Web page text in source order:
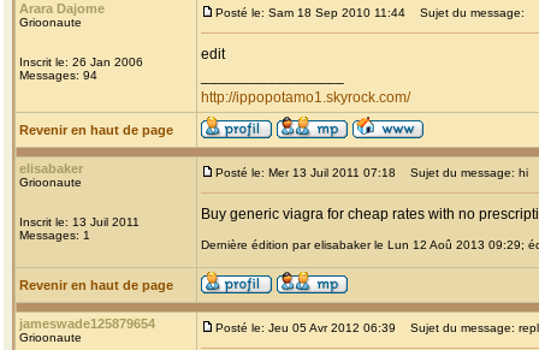
Arara Dajome
Grioonaute
Inscrit le: 26 Jan 2006
Messages: 94
Posté le: Sam 18 Sep 2010 11:44 Sujet du message:
edit
http://ippopotamo1.skyrock.com/
Revenir en haut de page
elisabaker
Grioonaute
Inscrit le: 13 Juil 2011
Messages: 1
Posté le: Mer 13 Juil 2011 07:18 Sujet du message: hi
Buy generic viagra for cheap rates with no
Dernière édition par elisabaker le Lun 12 Aoû 2013 09:29;
Revenir en haut de page
jameswade125879654
Grioonaute
Posté le: Jeu 05 Avr 2012 06:39 Sujet du message: